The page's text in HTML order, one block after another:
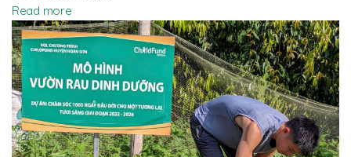
Read more